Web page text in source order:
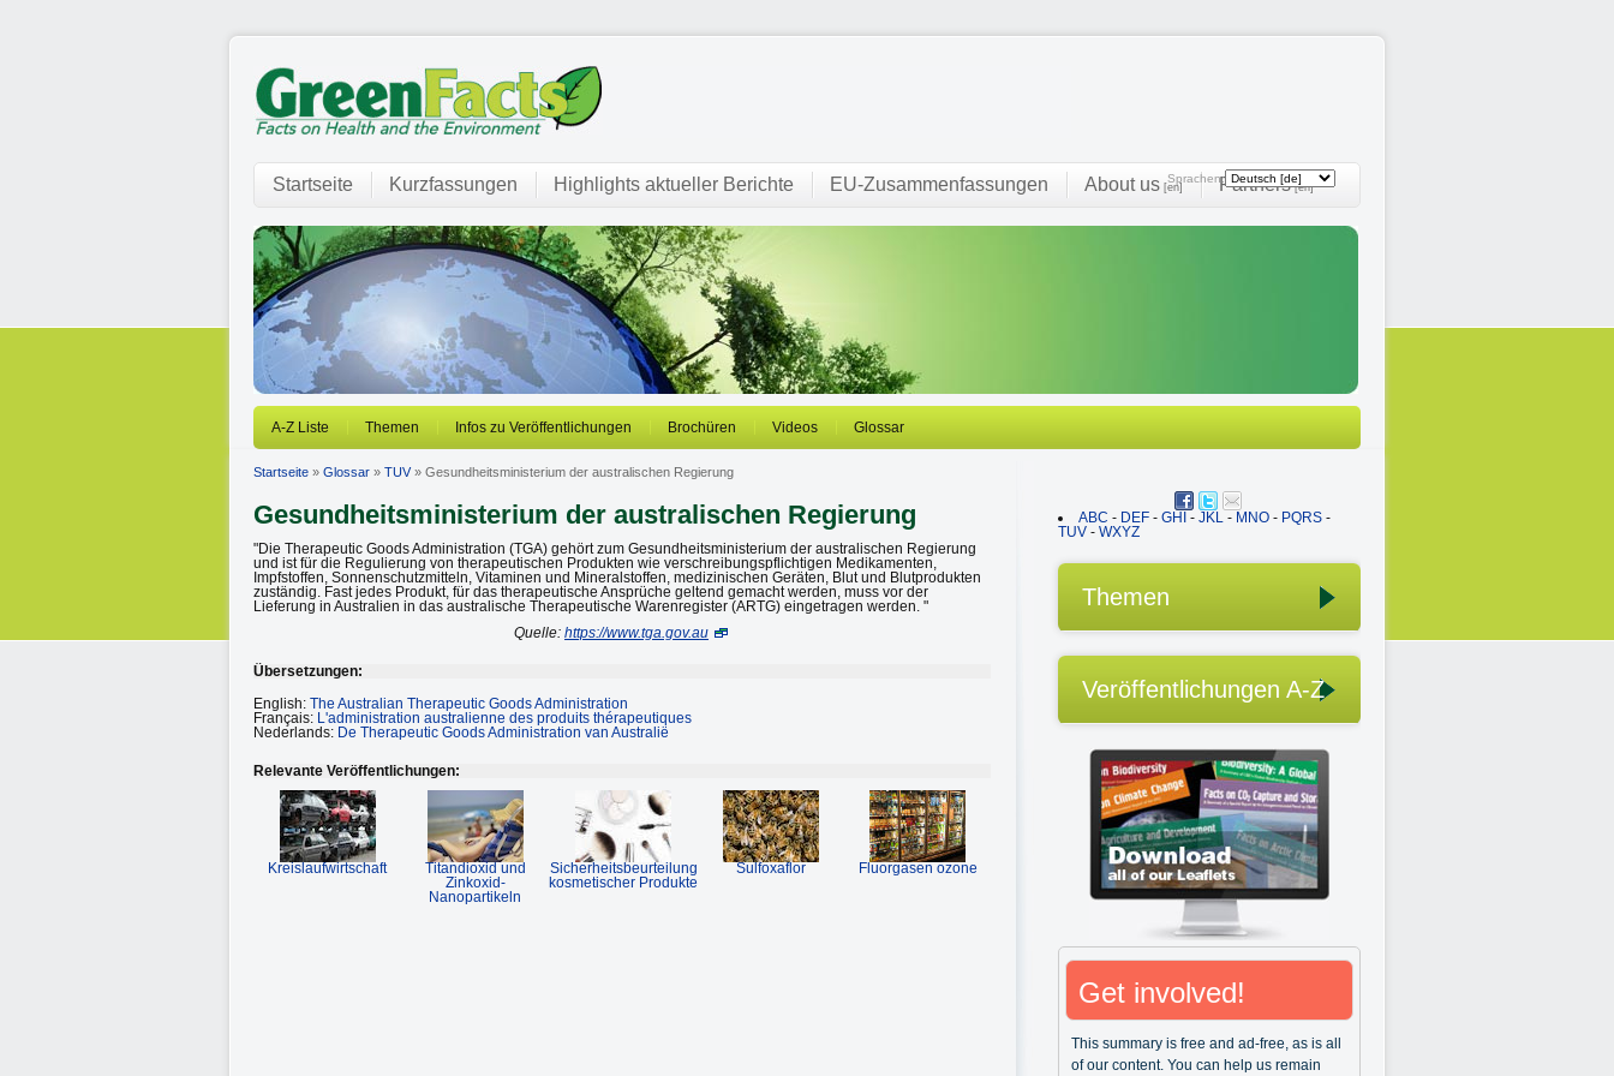
Sprachen:
Startseite Kurzfassungen Highlights aktueller Berichte EU-Zusammenfassungen About us [en] Partners[en]
A-Z Liste Themen Infos zu Veröffentlichungen Brochüren Videos Glossar
Startseite » Glossar » TUV» Gesundheitsministerium der australischen Regierung
Gesundheitsministerium der australischen Regierung
"Die Therapeutic Goods Administration (TGA) gehört zum Gesundheitsministerium der australischen Regierung
und ist für die Regulierung von therapeutischen Produkten wie verschreibungspflichtigen Medikamenten,
Impfstoffen, Sonnenschutzmitteln, Vitaminen und Mineralstoffen, medizinischen Geräten, Blut und Blutprodukten
zuständig. Fast jedes Produkt, für das therapeutische Ansprüche geltend gemacht werden, muss vor der
Lieferung in Australien in das australische Therapeutische Warenregister (ARTG) eingetragen werden. "
Quelle: https://www.tga.gov.au
Übersetzungen:
English: The Australian Therapeutic Goods Administration
Français: L'administration australienne des produits thérapeutiques
Nederlands: De Therapeutic Goods Administration van Australië
Relevante Veröffentlichungen:
Kreislaufwirtschaft
Titandioxid und
Zinkoxid-
Nanopartikeln
Sicherheitsbeurteilung
kosmetischer Produkte
Sulfoxaflor Fluorgasen ozone
ABC - DEF - GHI - JKL - MNO - PQRS -
TUV - WXYZ
Themen
Veröffentlichungen A-Z
Get involved!
This summary is free and ad-free, as is all
of our content. You can help us remain